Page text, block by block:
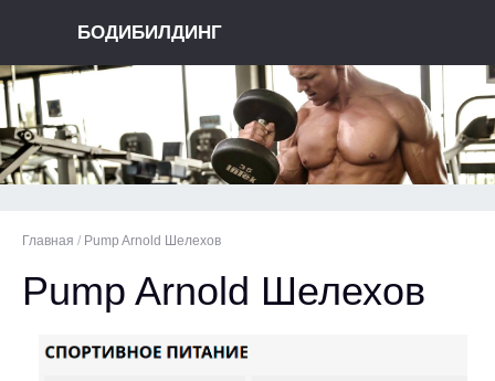
БОДИБИЛДИНГ
Главная / Pump Arnold Шелехов
Pump Arnold Шелехов